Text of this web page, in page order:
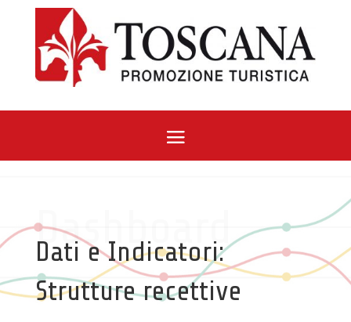
Dashboard
Dati e Indicatori:
Strutture recettive